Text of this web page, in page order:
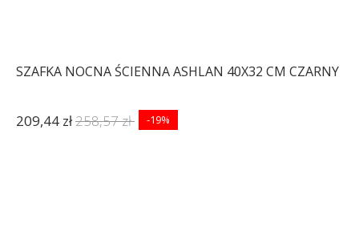
SZAFKA NOCNA ŚCIENNA ASHLAN 40X32 CM CZARNY
209,44 zł258,57 zł -19%